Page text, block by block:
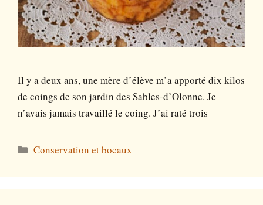
Il y a deux ans, une mère d’élève m’a apporté dix kilos
de coings de son jardin des Sables-d’Olonne. Je
n’avais jamais travaillé le coing. J’ai raté trois
Catégories
Conservation et bocaux